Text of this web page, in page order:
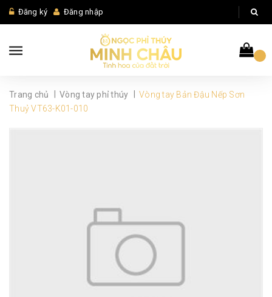
Đăng ký Đăng nhập
Trang chủ Vòng tay phỉ thúy
Vòng tay Bản Đậu Nếp Sơn
Thuỷ VT63-K01-010